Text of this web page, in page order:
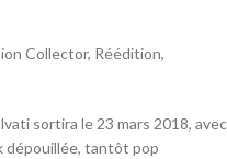
Collector, Réédition,
sortira le 23 mars 2018, avec
dépouillée, tantôt pop